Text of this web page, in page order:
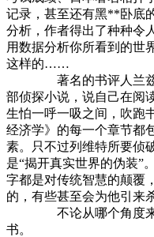
记录，甚至还有黑**卧底
分析，作者得出了种种令
用数据分析你所看到的世
这样的……
著名的书评人兰兹·
部侦探小说，说自己在阅
生怕一呼一吸之间，吹跑
经济学》的每一个章节都
素。只不过列维特所要侦
是“揭开真实世界的伪装”
字都是对传统智慧的颠覆
的，有些甚至会为他引来
不论从哪个角度来说
书。